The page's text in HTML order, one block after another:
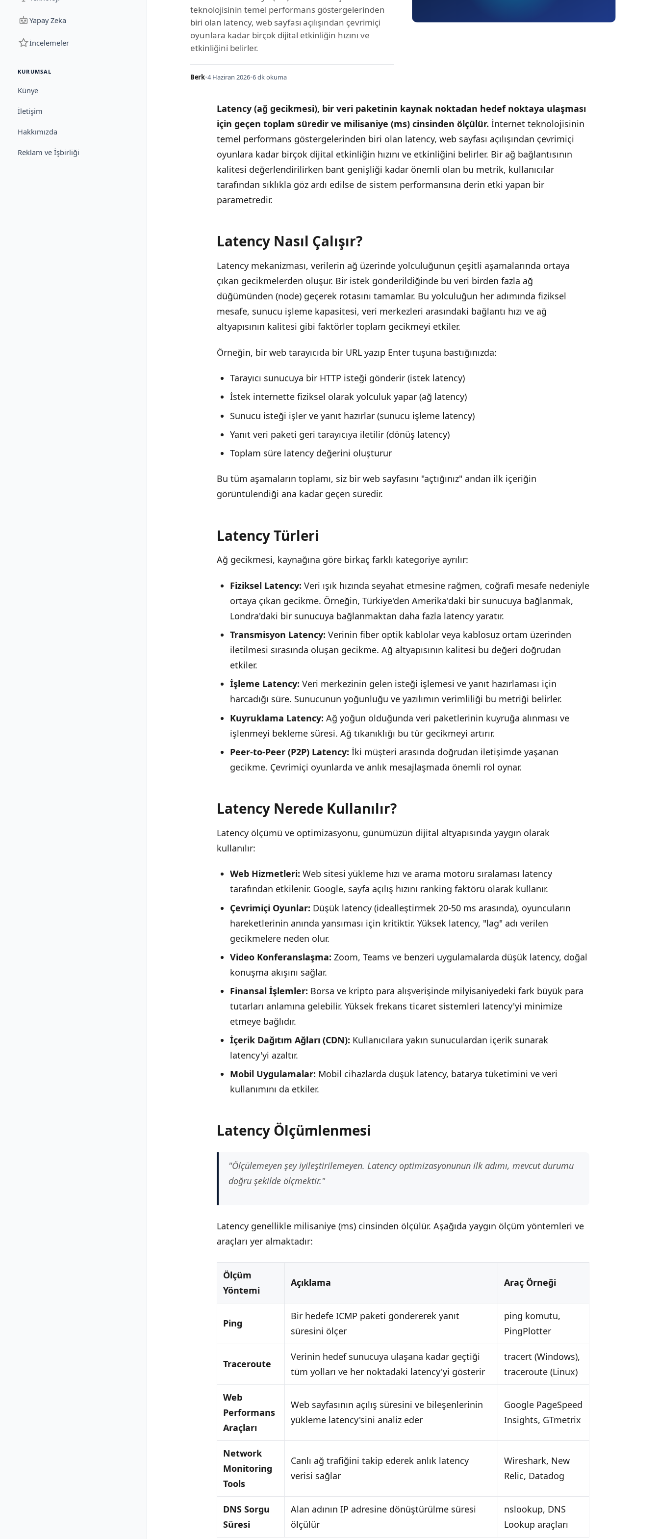
Yapay Zeka
İncelemeler
KURUMSAL
Künye
İletişim
Hakkımızda
Reklam ve İşbirliği
teknolojisinin temel performans göstergelerinden
biri olan latency, web sayfası açılışından çevrimiçi
oyunlara kadar birçok dijital etkinliğin hızını ve
etkinliğini belirler.
Berk•4 Haziran 2026•6 dk okuma
Latency (ağ gecikmesi), bir veri paketinin kaynak noktadan hedef noktaya ulaşması
için geçen toplam süredir ve milisaniye (ms) cinsinden ölçülür. İnternet teknolojisinin
temel performans göstergelerinden biri olan latency, web sayfası açılışından çevrimiçi
oyunlara kadar birçok dijital etkinliğin hızını ve etkinliğini belirler. Bir ağ bağlantısının
kalitesi değerlendirilirken bant genişliği kadar önemli olan bu metrik, kullanıcılar
tarafından sıklıkla göz ardı edilse de sistem performansına derin etki yapan bir
parametredir.
Latency Nasıl Çalışır?
Latency mekanizması, verilerin ağ üzerinde yolculuğunun çeşitli aşamalarında ortaya
çıkan gecikmelerden oluşur. Bir istek gönderildiğinde bu veri birden fazla ağ
düğümünden (node) geçerek rotasını tamamlar. Bu yolculuğun her adımında fiziksel
mesafe, sunucu işleme kapasitesi, veri merkezleri arasındaki bağlantı hızı ve ağ
altyapısının kalitesi gibi faktörler toplam gecikmeyi etkiler.
Örneğin, bir web tarayıcıda bir URL yazıp Enter tuşuna bastığınızda:
Tarayıcı sunucuya bir HTTP isteği gönderir (istek latency)
İstek internette fiziksel olarak yolculuk yapar (ağ latency)
Sunucu isteği işler ve yanıt hazırlar (sunucu işleme latency)
Yanıt veri paketi geri tarayıcıya iletilir (dönüş latency)
Toplam süre latency değerini oluşturur
Bu tüm aşamaların toplamı, siz bir web sayfasını "açtığınız" andan ilk içeriğin
görüntülendiği ana kadar geçen süredir.
Latency Türleri
Ağ gecikmesi, kaynağına göre birkaç farklı kategoriye ayrılır:
Fiziksel Latency: Veri ışık hızında seyahat etmesine rağmen, coğrafi mesafe nedeniyle
ortaya çıkan gecikme. Örneğin, Türkiye'den Amerika'daki bir sunucuya bağlanmak,
Londra'daki bir sunucuya bağlanmaktan daha fazla latency yaratır.
Transmisyon Latency: Verinin fiber optik kablolar veya kablosuz ortam üzerinden
iletilmesi sırasında oluşan gecikme. Ağ altyapısının kalitesi bu değeri doğrudan
etkiler.
İşleme Latency: Veri merkezinin gelen isteği işlemesi ve yanıt hazırlaması için
harcadığı süre. Sunucunun yoğunluğu ve yazılımın verimliliği bu metriği belirler.
Kuyruklama Latency: Ağ yoğun olduğunda veri paketlerinin kuyruğa alınması ve
işlenmeyi bekleme süresi. Ağ tıkanıklığı bu tür gecikmeyi artırır.
Peer-to-Peer (P2P) Latency: İki müşteri arasında doğrudan iletişimde yaşanan
gecikme. Çevrimiçi oyunlarda ve anlık mesajlaşmada önemli rol oynar.
Latency Nerede Kullanılır?
Latency ölçümü ve optimizasyonu, günümüzün dijital altyapısında yaygın olarak
kullanılır:
Web Hizmetleri: Web sitesi yükleme hızı ve arama motoru sıralaması latency
tarafından etkilenir. Google, sayfa açılış hızını ranking faktörü olarak kullanır.
Çevrimiçi Oyunlar: Düşük latency (idealleştirmek 20-50 ms arasında), oyuncuların
hareketlerinin anında yansıması için kritiktir. Yüksek latency, "lag" adı verilen
gecikmelere neden olur.
Video Konferanslaşma: Zoom, Teams ve benzeri uygulamalarda düşük latency, doğal
konuşma akışını sağlar.
Finansal İşlemler: Borsa ve kripto para alışverişinde milyisaniyedeki fark büyük para
tutarları anlamına gelebilir. Yüksek frekans ticaret sistemleri latency'yi minimize
etmeye bağlıdır.
İçerik Dağıtım Ağları (CDN): Kullanıcılara yakın sunuculardan içerik sunarak
latency'yi azaltır.
Mobil Uygulamalar: Mobil cihazlarda düşük latency, batarya tüketimini ve veri
kullanımını da etkiler.
Latency Ölçümlenmesi
"Ölçülemeyen şey iyileştirilemeyen. Latency optimizasyonunun ilk adımı, mevcut durumu
doğru şekilde ölçmektir."
Latency genellikle milisaniye (ms) cinsinden ölçülür. Aşağıda yaygın ölçüm yöntemleri ve
araçları yer almaktadır:
Ölçüm
Yöntemi
Açıklama Araç Örneği
Ping
Bir hedefe ICMP paketi göndererek yanıt
süresini ölçer
ping komutu,
PingPlotter
Traceroute
Verinin hedef sunucuya ulaşana kadar geçtiği
tüm yolları ve her noktadaki latency'yi gösterir
tracert (Windows),
traceroute (Linux)
Web
Performans
Araçları
Web sayfasının açılış süresini ve bileşenlerinin
yükleme latency'sini analiz eder
Google PageSpeed
Insights, GTmetrix
Network
Monitoring
Tools
Canlı ağ trafiğini takip ederek anlık latency
verisi sağlar
Wireshark, New
Relic, Datadog
DNS Sorgu
Süresi
Alan adının IP adresine dönüştürülme süresi
ölçülür
nslookup, DNS
Lookup araçları